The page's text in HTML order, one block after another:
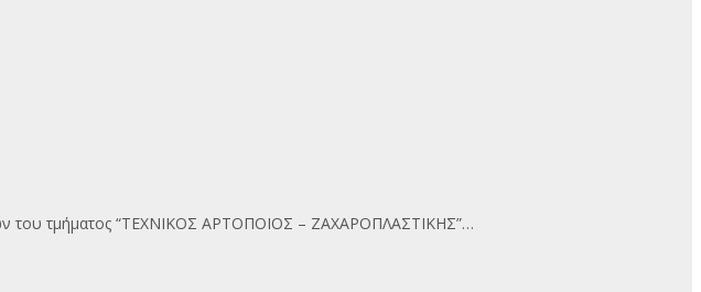
του τμήματος “ΤΕΧΝΙΚΟΣ ΑΡΤΟΠΟΙΟΣ – ΖΑΧΑΡΟΠΛΑΣΤΙΚΗΣ”…